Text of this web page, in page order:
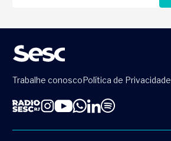
Trabalhe conosco Política de Privacidade